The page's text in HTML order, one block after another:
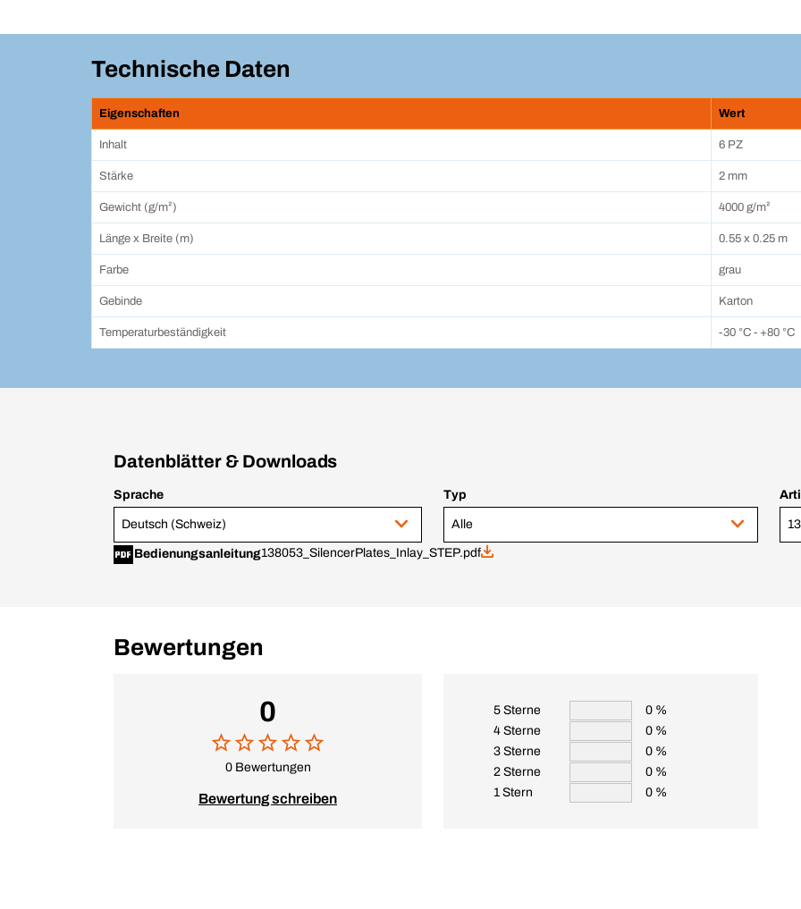
Technische Daten
Eigenschaften Wert
Inhalt 6 PZ
Stärke 2 mm
Gewicht (g/m²) 4000 g/m²
Länge x Breite (m) 0.55 x 0.25 m
Farbe grau
Gebinde Karton
Temperaturbeständigkeit -30 °C - +80 °C
Datenblätter & Downloads
Sprache
Deutsch (Schweiz)
Typ
Alle
Bedienungsanleitung138053_SilencerPlates_Inlay_STEP.pdf
Bewertungen
0
0 Bewertungen
Bewertung schreiben
5 Sterne
0 %
4 Sterne
0 %
3 Sterne
0 %
2 Sterne
0 %
1 Stern
0 %